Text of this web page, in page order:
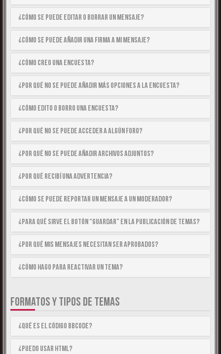
¿Cómo se puede editar o borrar un mensaje?
¿Cómo se puede añadir una firma a mi mensaje?
¿Cómo creo una encuesta?
¿Por qué no se puede añadir más opciones a la encuesta?
¿Cómo edito o borro una encuesta?
¿Por qué no se puede acceder a algún foro?
¿Por qué no se puede añadir archivos adjuntos?
¿Por qué recibí una advertencia?
¿Cómo se puede reportar un mensaje a un moderador?
¿Para qué sirve el botón “Guardar” en la publicación de temas?
¿Por qué mis mensajes necesitan ser aprobados?
¿Cómo hago para reactivar un tema?
FORMATOS Y TIPOS DE TEMAS
¿Qué es el código BBCode?
¿Puedo usar HTML?